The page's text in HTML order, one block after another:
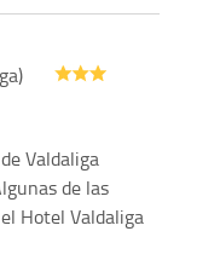
Valdaliga
de las
Hotel Valdaliga